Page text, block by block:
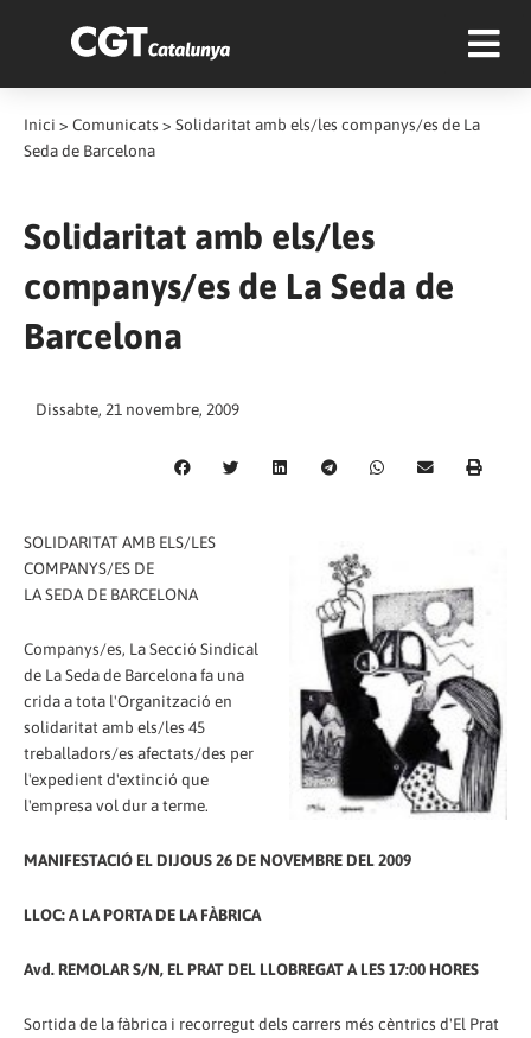
Inici > Comunicats > Solidaritat amb els/les companys/es de La
Seda de Barcelona
Solidaritat amb els/les
companys/es de La Seda de
Barcelona
Dissabte, 21 novembre, 2009
SOLIDARITAT AMB ELS/LES
COMPANYS/ES DE
LA SEDA DE BARCELONA
Companys/es, La Secció Sindical
de La Seda de Barcelona fa una
crida a tota l'Organització en
solidaritat amb els/les 45
treballadors/es afectats/des per
l'expedient d'extinció que
l'empresa vol dur a terme.
MANIFESTACIÓ EL DIJOUS 26 DE NOVEMBRE DEL 2009
LLOC: A LA PORTA DE LA FÀBRICA
Avd. REMOLAR S/N, EL PRAT DEL LLOBREGAT A LES 17:00 HORES
Sortida de la fàbrica i recorregut dels carrers més cèntrics d'El Prat